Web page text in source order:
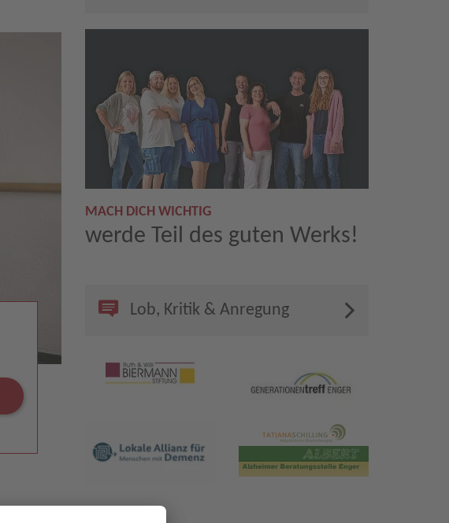
MACH DICH WICHTIG
werde Teil des guten Werks!
Lob, Kritik & Anregung